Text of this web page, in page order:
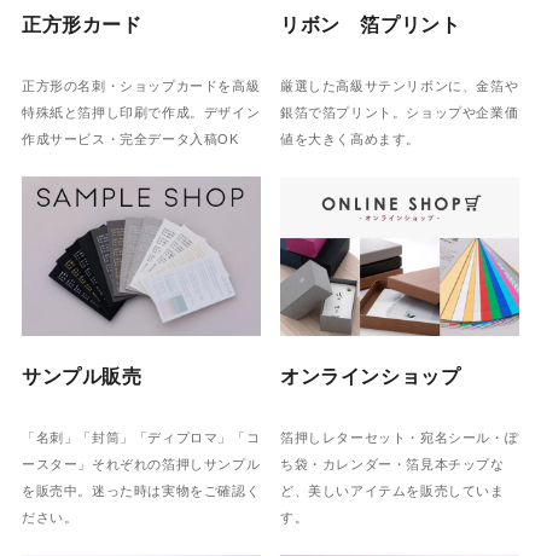
正方形カード
正方形の名刺・ショップカードを高級
特殊紙と箔押し印刷で作成。デザイン
作成サービス・完全データ入稿OK
リボン 箔プリント
厳選した高級サテンリボンに、金箔や
銀箔で箔プリント。ショップや企業価
値を大きく高めます。
サンプル販売
「名刺」「封筒」「ディプロマ」「コ
ースター」それぞれの箔押しサンプル
を販売中。迷った時は実物をご確認く
ださい。
オンラインショップ
箔押しレターセット・宛名シール・ぽ
ち袋・カレンダー・箔見本チップな
ど、美しいアイテムを販売していま
す。